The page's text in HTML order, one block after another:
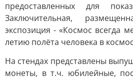
предоставленных для
Заключительная,
экспозиция - «Космос всегда
летию полёта человека в
На стендах представлены
монеты, в т.ч. юбилейные,